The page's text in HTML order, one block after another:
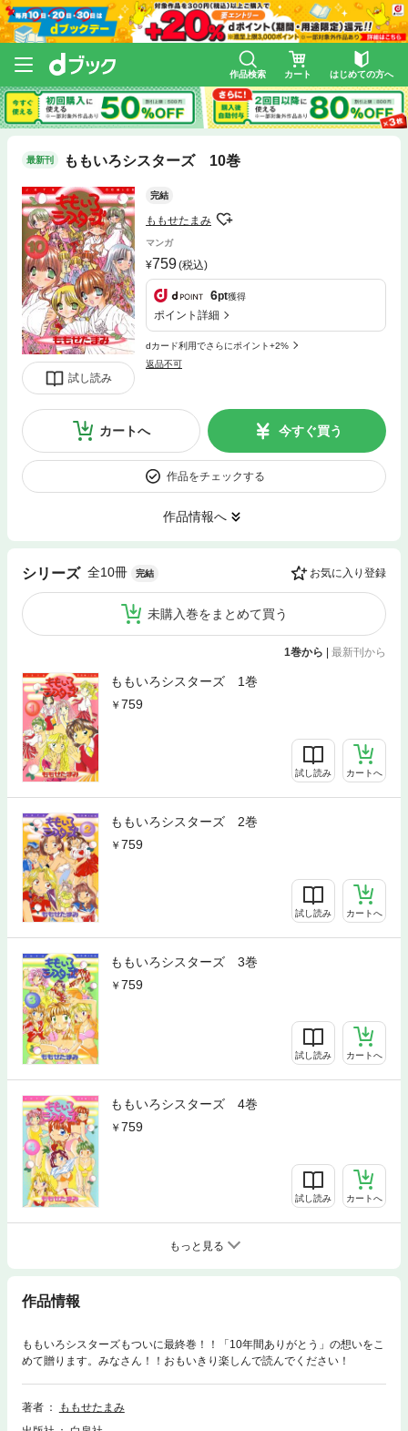
作品検索 カート はじめての方へ
最新刊 ももいろシスターズ 10巻
試し読み
完結
ももせたまみ
マンガ
759(税込)
6pt獲得
ポイント詳細
dカード利用でさらにポイント+2%
返品不可
カートへ 今すぐ買う
作品をチェックする
作品情報へ
シリーズ 全10冊 完結 お気に入り登録
未購入巻をまとめて買う
1巻から | 最新刊から
ももいろシスターズ 1巻
759
試し読み カートへ
ももいろシスターズ 2巻
759
試し読み カートへ
ももいろシスターズ 3巻
759
試し読み カートへ
ももいろシスターズ 4巻
759
試し読み カートへ
もっと見る
作品情報
ももいろシスターズもついに最終巻！！「10年間ありがとう」の想いをこ
めて贈ります。みなさん！！おもいきり楽しんで読んでください！
著者
ももせたまみ